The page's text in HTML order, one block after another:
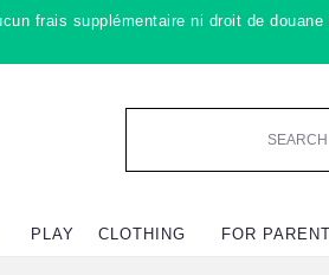
frais supplémentaire ni droit de douane
PLAY CLOTHING FOR